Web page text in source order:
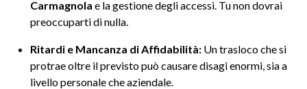
Carmagnola e la gestione degli accessi. Tu non dovrai
preoccuparti di nulla.
Ritardi e Mancanza di Affidabilità: Un trasloco che si
protrae oltre il previsto può causare disagi enormi, sia a
livello personale che aziendale.